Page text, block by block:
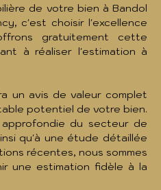
de votre bien à Bandol
c'est choisir l'excellence
gratuitement cette
à réaliser l'estimation à
un avis de valeur complet
potentiel de votre bien.
du secteur de
qu'à une étude détaillée
récentes, nous sommes
une estimation fidèle à la